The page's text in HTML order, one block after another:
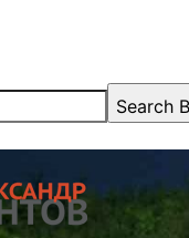
Search